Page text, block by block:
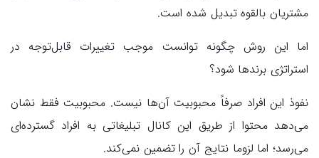
مشتریان بالقوه تبدیل شده است.
اما این روش چگونه توانست موجب تغییرات قابل‌توجه در
استراتژی برندها شود؟
نفوذ این افراد صرفاً محبوبیت آن‌ها نیست. محبوبیت فقط نشان
می‌دهد محتوا از طریق این کانال تبلیغاتی به افراد گسترده‌ای
می‌رسد؛ اما لزوما نتایج آن را تضمین نمی‌کند.